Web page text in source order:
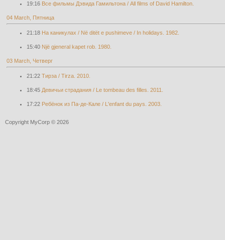
19:16 Все фильмы Дэвида Гамильтона / All films of David Hamilton.
04 March, Пятница
21:18 На каникулах / Në ditët e pushimeve / In holidays. 1982.
15:40 Një gjeneral kapet rob. 1980.
03 March, Четверг
21:22 Тирза / Tirza. 2010.
18:45 Девичьи страдания / Le tombeau des filles. 2011.
17:22 Ребёнок из Па-де-Кале / L'enfant du pays. 2003.
Copyright MyCorp © 2026